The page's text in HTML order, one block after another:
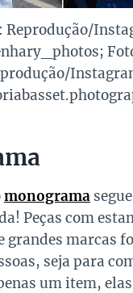
Reprodução/
monograma
Peças com
grandes marcas
seja para
um item,